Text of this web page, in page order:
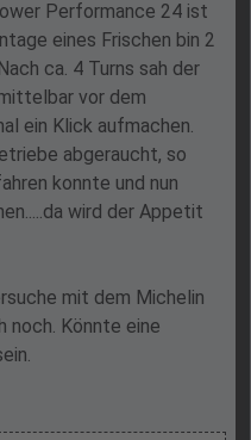
Performance 24 ist
eines Frischen bin 2
ca. 4 Turns sah der
vor dem
ein Klick aufmachen.
abgeraucht, so
konnte und nun
wird der Appetit
mit dem Michelin
noch. Könnte eine